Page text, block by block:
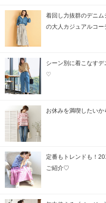
着回し力抜群のデニ
の大人カジュアルコー
シーン別に着こなすデ
♡
お休みを満喫したい
定番もトレンドも！
ご紹介♡